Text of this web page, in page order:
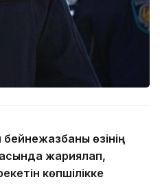
бейнежазбаны өзінің
жариялап,
көпшілікке